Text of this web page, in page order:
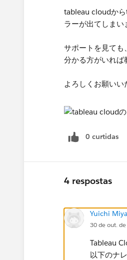
tableau cloudか
ラーが出てしまい
サポートを見ても
分かる方がいれば
よろしくお願いい
0 curtidas
4 respostas
Yuichi
30 de out.
Tableau
以下のナ